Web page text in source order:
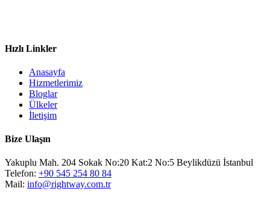
Hızlı Linkler
Anasayfa
Hizmetlerimiz
Bloglar
Ülkeler
İletişim
Bize Ulaşın
Yakuplu Mah. 204 Sokak No:20 Kat:2 No:5 Beylikdüzü İstanbul
Telefon: +90 545 254 80 84
Mail: info@rightway.com.tr